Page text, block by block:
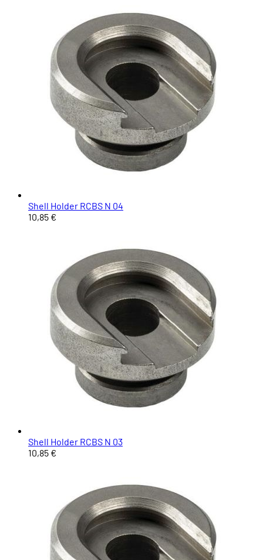
Shell Holder RCBS N 04
10,85 €
Shell Holder RCBS N 03
10,85 €